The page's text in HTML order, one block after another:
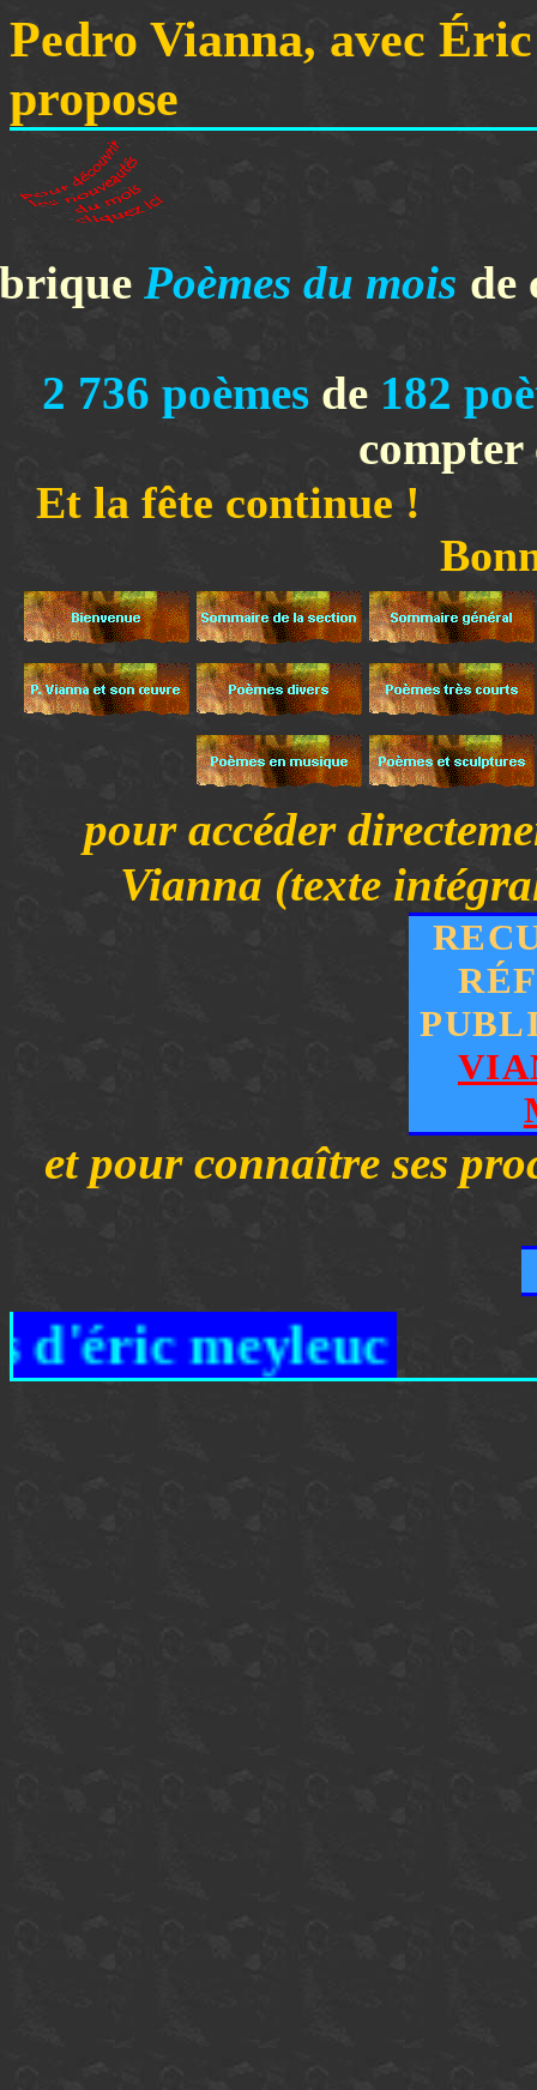
Pedro Vianna, avec
propose
Poèmes du mois de
2 736 poèmes de 182
compter
Et la fête
pour accéder
Vianna (texte
et pour connaître ses
meyleuc